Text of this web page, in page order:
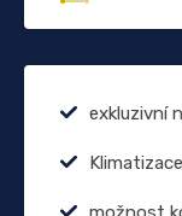
exkluzivní
Klimatizace